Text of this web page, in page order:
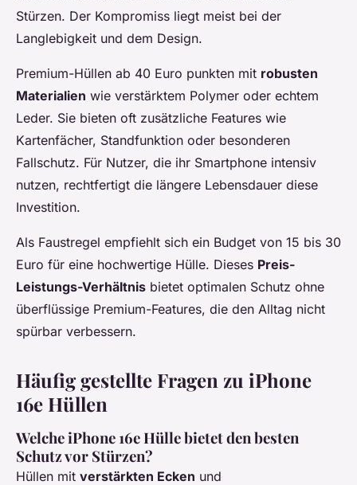
Stürzen. Der Kompromiss liegt meist bei der
Langlebigkeit und dem Design.
Premium-Hüllen ab 40 Euro punkten mit robusten
Materialien wie verstärktem Polymer oder echtem
Leder. Sie bieten oft zusätzliche Features wie
Kartenfächer, Standfunktion oder besonderen
Fallschutz. Für Nutzer, die ihr Smartphone intensiv
nutzen, rechtfertigt die längere Lebensdauer diese
Investition.
Als Faustregel empfiehlt sich ein Budget von 15 bis 30
Euro für eine hochwertige Hülle. Dieses Preis-
Leistungs-Verhältnis bietet optimalen Schutz ohne
überflüssige Premium-Features, die den Alltag nicht
spürbar verbessern.
Häufig gestellte Fragen zu iPhone
16e Hüllen
Welche iPhone 16e Hülle bietet den besten
Schutz vor Stürzen?
Hüllen mit verstärkten Ecken und